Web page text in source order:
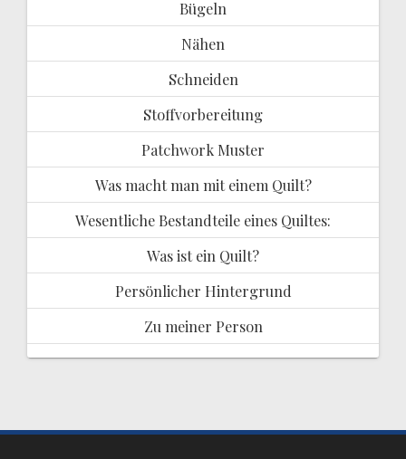
Bügeln
Nähen
Schneiden
Stoffvorbereitung
Patchwork Muster
Was macht man mit einem Quilt?
Wesentliche Bestandteile eines Quiltes:
Was ist ein Quilt?
Persönlicher Hintergrund
Zu meiner Person